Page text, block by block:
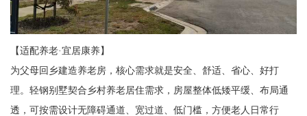
【适配养老·宜居康养】
为父母回乡建造养老房，核心需求就是安全、舒适、省心、好打
理。轻钢别墅契合乡村养老居住需求，房屋整体低矮平缓、布局通
透，可按需设计无障碍通道、宽过道、低门槛，方便老人日常行